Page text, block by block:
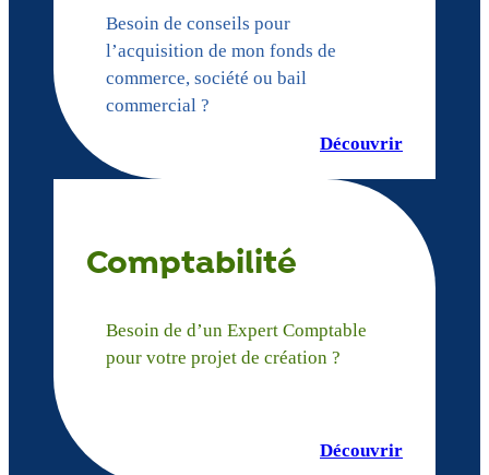
Besoin de conseils pour
l’acquisition de mon fonds de
commerce, société ou bail
commercial ?
Découvrir
Comptabilité
Besoin de d’un Expert Comptable
pour votre projet de création ?
Découvrir